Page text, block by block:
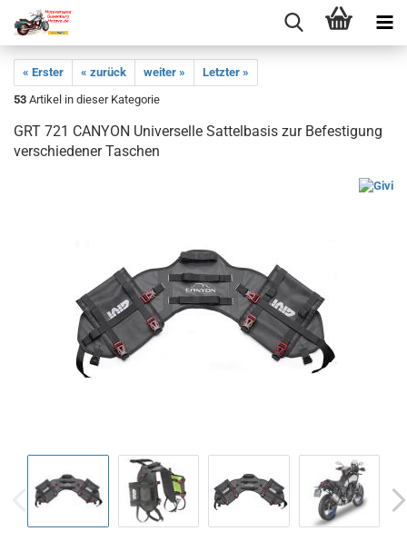
« Erster « zurück weiter »
Letzter »
53 Artikel in dieser Kategorie
GRT 721 CANYON Universelle Sattelbasis zur Befestigung
verschiedener Taschen